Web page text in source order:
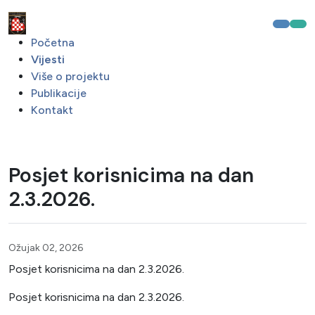
Početna
Vijesti
Više o projektu
Publikacije
Kontakt
Posjet korisnicima na dan
2.3.2026.
Ožujak 02, 2026
Posjet korisnicima na dan 2.3.2026.
Posjet korisnicima na dan 2.3.2026.